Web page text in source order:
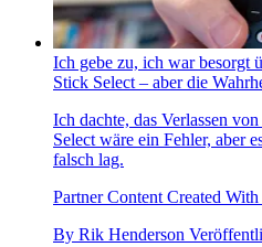
Ich gebe zu, ich war besorgt
Stick Select – aber die
Ich dachte, das Verlassen
Select wäre ein Fehler, aber
falsch lag.
Partner Content Created
By Rik Henderson